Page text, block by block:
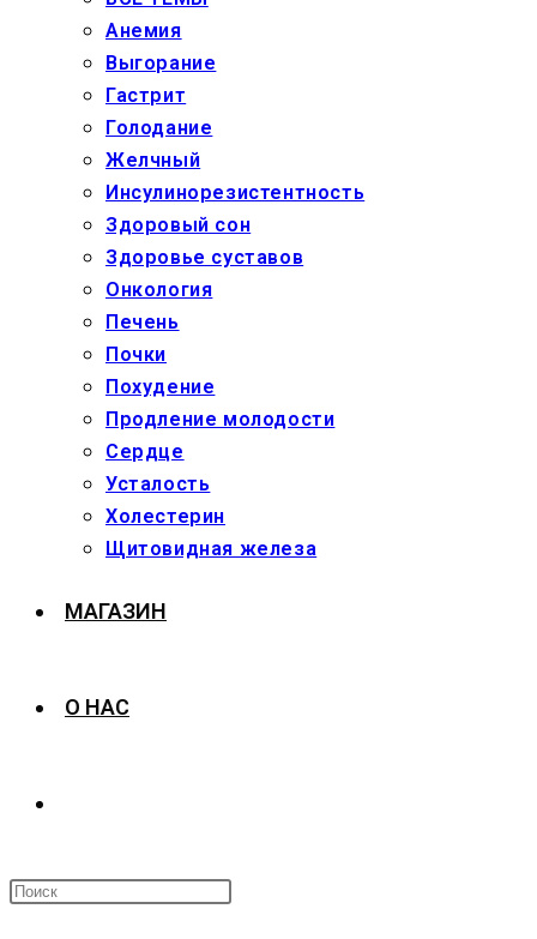
Анемия
Выгорание
Гастрит
Голодание
Желчный
Инсулинорезистентность
Здоровый сон
Здоровье суставов
Онкология
Печень
Почки
Похудение
Продление молодости
Сердце
Усталость
Холестерин
Щитовидная железа
МАГАЗИН
О НАС
ПОИСК